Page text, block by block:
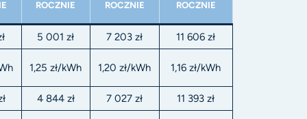
ROCZNIE
ROCZNIE
ROCZNIE
5 001 zł 7 203 zł 11 606 zł
1,25 zł/kWh 1,20 zł/kWh 1,16 zł/kWh
4 844 zł 7 027 zł 11 393 zł